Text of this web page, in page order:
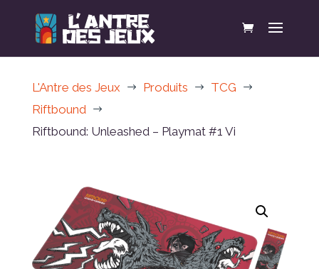
L'Antre des Jeux $ Produits $ TCG $
Riftbound $
Riftbound: Unleashed – Playmat #1 Vi